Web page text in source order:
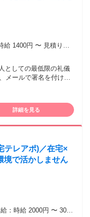
円 〜 見積り依
としての最低限の礼儀
す。 メールの
ただいております）
希望者歓迎・ブランク
ハローワークでお探し
詳細を見る
テレアポ)／在宅×
境で活かしません
：時給 2000円 〜 3000